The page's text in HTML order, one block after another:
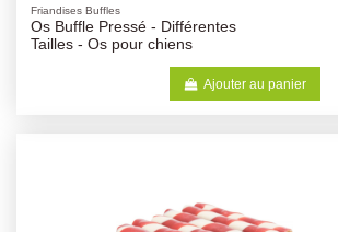
Friandises Buffles
Os Buffle Pressé - Différentes
Tailles - Os pour chiens
Ajouter au panier